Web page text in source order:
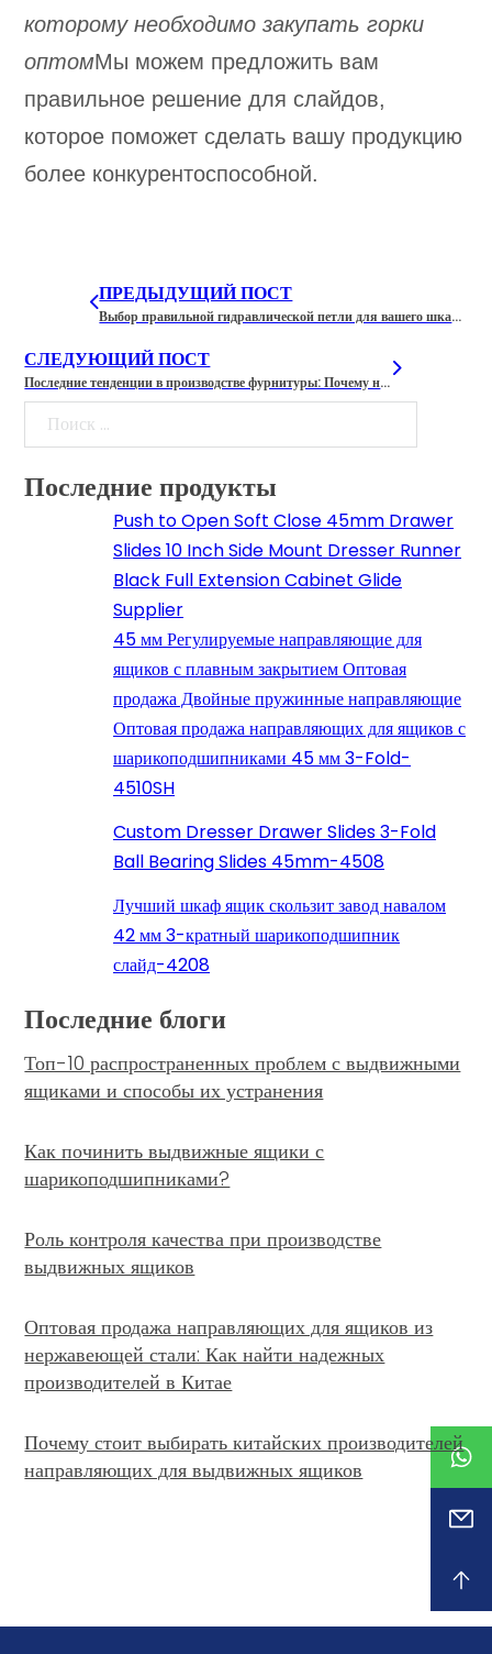
которому необходимо закупать горки
оптомМы можем предложить вам
правильное решение для слайдов,
которое поможет сделать вашу продукцию
более конкурентоспособной.
ПРЕДЫДУЩИЙ ПОСТ
Выбор правильной гидравлической петли для вашего шкафа или двери
СЛЕДУЮЩИЙ ПОСТ
Последние тенденции в производстве фурнитуры: Почему направляющие для ящиков с плавным закрытием являются фаворитом рынка?
Поиск
Последние продукты
Push to Open Soft Close 45mm Drawer
Slides 10 Inch Side Mount Dresser Runner
Black Full Extension Cabinet Glide
Supplier
45 мм Регулируемые направляющие для
ящиков с плавным закрытием Оптовая
продажа Двойные пружинные направляющие
Оптовая продажа направляющих для ящиков с
шарикоподшипниками 45 мм 3-Fold-
4510SH
Custom Dresser Drawer Slides 3-Fold
Ball Bearing Slides 45mm-4508
Лучший шкаф ящик скользит завод навалом
42 мм 3-кратный шарикоподшипник
слайд-4208
Последние блоги
Топ-10 распространенных проблем с выдвижными
ящиками и способы их устранения
Как починить выдвижные ящики с
шарикоподшипниками?
Роль контроля качества при производстве
выдвижных ящиков
Оптовая продажа направляющих для ящиков из
нержавеющей стали: Как найти надежных
производителей в Китае
Почему стоит выбирать китайских производителей
направляющих для выдвижных ящиков